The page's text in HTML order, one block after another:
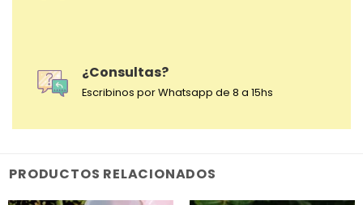
¿Consultas?
Escribinos por Whatsapp de 8 a 15hs
PRODUCTOS RELACIONADOS